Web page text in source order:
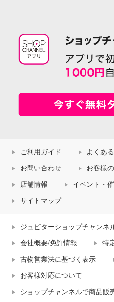
ご利用ガイド よくあ
お問い合わせ お客様
店舗情報 イベント・
サイトマップ
ジュピターショップチャンネ
会社概要/免許情報 特
古物営業法に基づく表示
お客様対応について
ショップチャンネルで商品販